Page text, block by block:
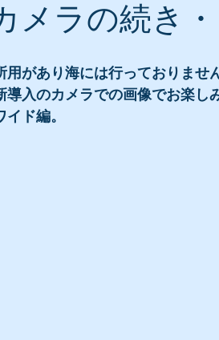
メラの続き・
があり海には行っておりません
導入のカメラでの画像でお楽し
ド編。